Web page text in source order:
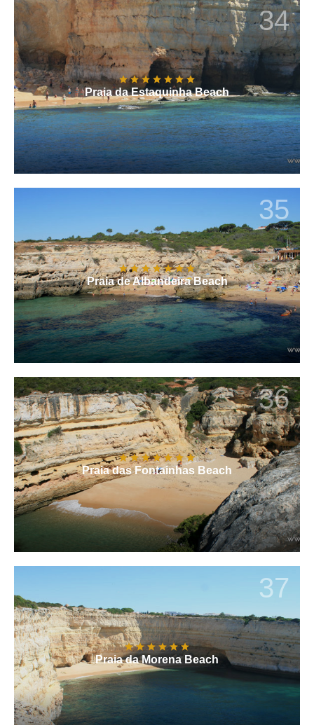
34
Praia da Estaquinha Beach
35
Praia de Albandeira Beach
36
Praia das Fontainhas Beach
37
Praia da Morena Beach